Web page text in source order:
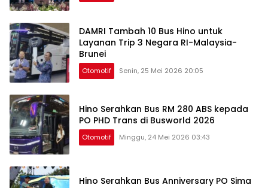
DAMRI Tambah 10 Bus Hino untuk
Layanan Trip 3 Negara RI-Malaysia-
Brunei
Otomotif Senin, 25 Mei 2026 20:05
Hino Serahkan Bus RM 280 ABS kepada
PO PHD Trans di Busworld 2026
Otomotif Minggu, 24 Mei 2026 03:43
Hino Serahkan Bus Anniversary PO Sima